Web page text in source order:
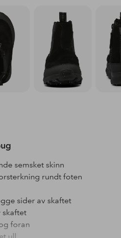
semsket skinn
rundt foten
sider av skaftet
skaftet
foran